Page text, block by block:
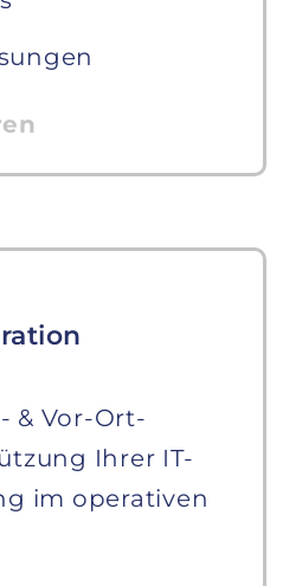
& Vor-Ort-
Ihrer IT-
im operativen